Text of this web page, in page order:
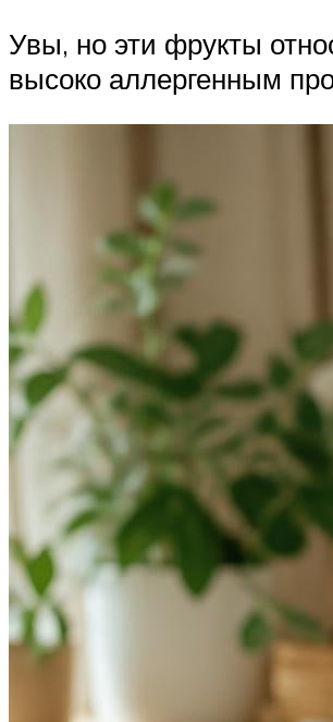
Увы, но эти фрукты
высоко аллергенным